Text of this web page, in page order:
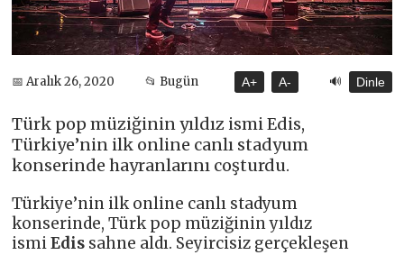
📅 Aralık 26, 2020 📂 Bugün A+ A- 🔊 Dinle
Türk pop müziğinin yıldız ismi Edis,
Türkiye’nin ilk online canlı stadyum
konserinde hayranlarını coşturdu.
Türkiye’nin ilk online canlı stadyum
konserinde, Türk pop müziğinin yıldız
ismiEdis sahne aldı. Seyircisiz gerçekleşen